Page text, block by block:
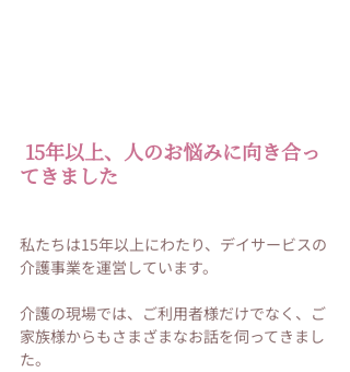
てきました
私たちは15年以上にわたり、デイサービスの
介護事業を運営しています。
介護の現場では、ご利用者様だけでなく、ご
家族様からもさまざまなお話を伺ってきまし
た。